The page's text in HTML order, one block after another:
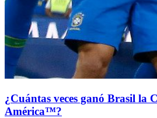
¿Cuántas veces ganó Brasil la
América™?